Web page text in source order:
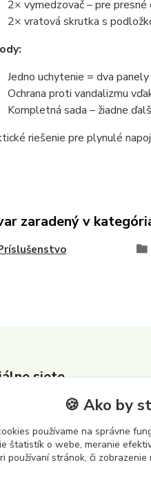
2× vymedzovač – pre
2× vratová skrutka s
Jedno uchytenie = dva
Ochrana proti vandalizmu
Kompletná sada – žiadne
riešenie pre plynulé
zaradený v
siete
🍪 Ako by
používame na správne
štatistík o webe, meranie
používaní stránok, či